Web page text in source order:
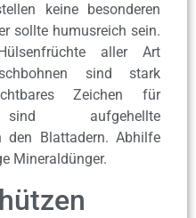
keine besonderen
sollte humusreich sein.
aller Art
sind stark
Zeichen für
sind aufgehellte
den Blattadern. Abhilfe
Mineraldünger.